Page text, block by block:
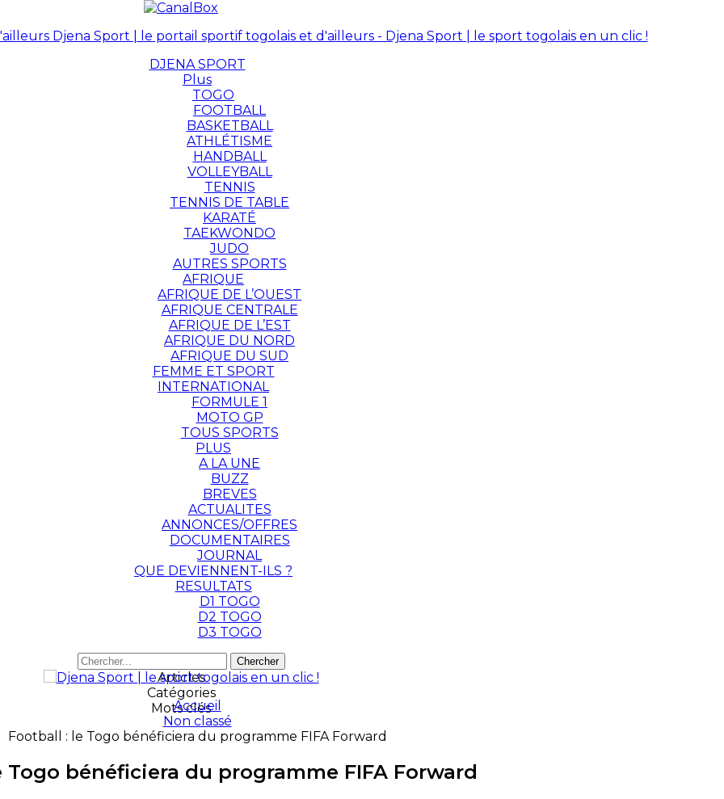
Djena Sport | le portail sportif togolais et d'ailleurs - Djena Sport | le sport togolais en un clic !
DJENA SPORT
Plus
TOGO
FOOTBALL
BASKETBALL
ATHLÉTISME
HANDBALL
VOLLEYBALL
TENNIS
TENNIS DE TABLE
KARATÉ
TAEKWONDO
JUDO
AUTRES SPORTS
AFRIQUE
AFRIQUE DE L’OUEST
AFRIQUE CENTRALE
AFRIQUE DE L’EST
AFRIQUE DU NORD
AFRIQUE DU SUD
FEMME ET SPORT
INTERNATIONAL
FORMULE 1
MOTO GP
TOUS SPORTS
PLUS
A LA UNE
BUZZ
BREVES
ACTUALITES
ANNONCES/OFFRES
DOCUMENTAIRES
JOURNAL
QUE DEVIENNENT-ILS ?
RESULTATS
D1 TOGO
D2 TOGO
D3 TOGO
Articles
Catégories
Mots clés
Accueil
Non classé
Football : le Togo bénéficiera du programme FIFA Forward
Togo bénéficiera du programme FIFA Forward